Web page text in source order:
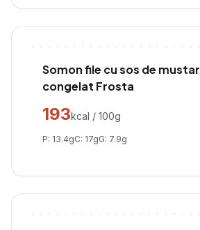
Somon file cu sos de mustar
congelat Frosta
193kcal / 100g
P: 13.4gC: 17gG: 7.9g